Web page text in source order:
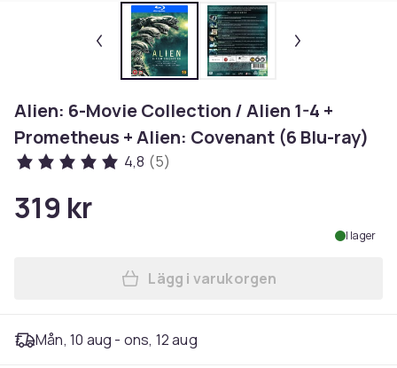
Alien: 6-Movie Collection / Alien 1-4 +
Prometheus + Alien: Covenant (6 Blu-ray)
4,8 (5)
319 kr
I lager
Lägg till Alien: 6-Movie
Lägg i varukorgen
Mån, 10 aug - ons, 12 aug